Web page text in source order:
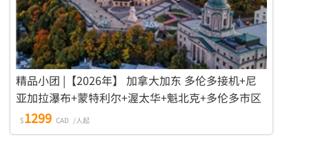
精品小团 |【2026年】 加拿大加东 多伦多接机+尼
亚加拉瀑布+蒙特利尔+渥太华+魁北克+多伦多市区
6日游
$1299 CAD /人起